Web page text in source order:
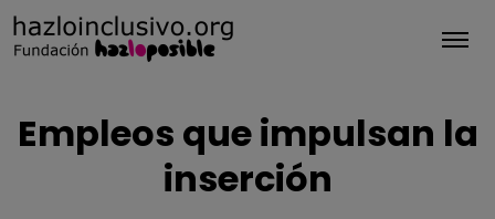
Empleos que impulsan la
inserción